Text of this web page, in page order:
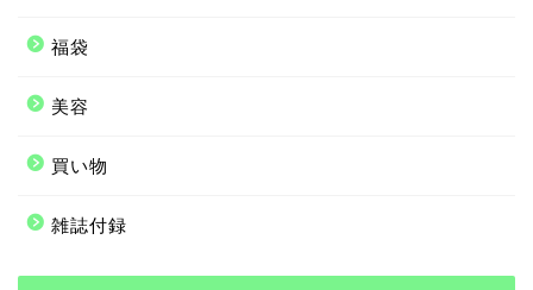
福袋
美容
買い物
雑誌付録